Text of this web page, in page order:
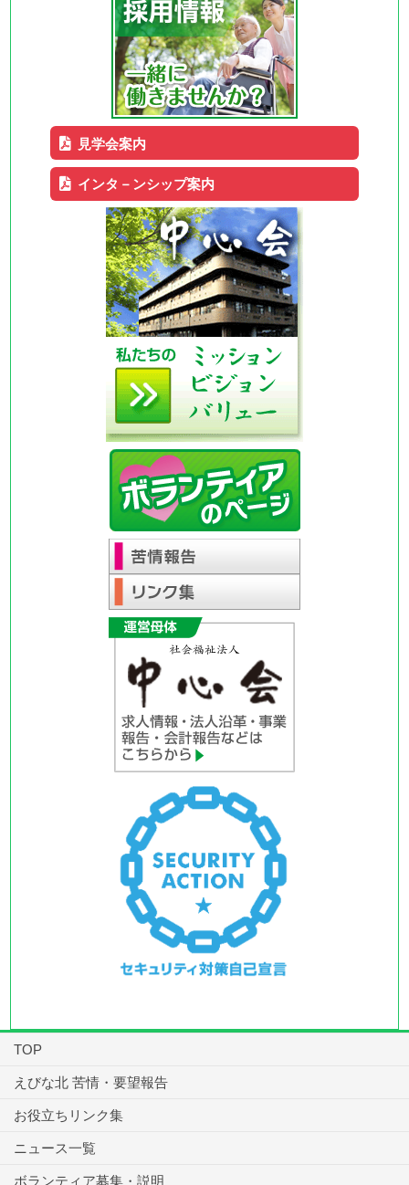
見学会案内
インタ－ンシップ案内
TOP
えびな北 苦情・要望報告
お役立ちリンク集
ニュース一覧
ボランティア募集・説明